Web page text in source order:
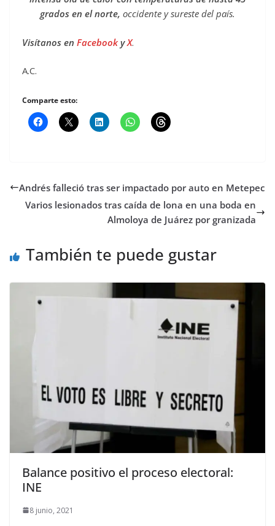
grados en el norte, occidente y sureste del país.
Visítanos en FacebookyX.
A.C.
Comparte esto:
Andrés falleció tras ser impactado por auto en Metepec
Varios lesionados tras caída de lona en una boda en
Almoloya de Juárez por granizada
También te puede gustar
Balance positivo el proceso electoral:
INE
8 junio, 2021